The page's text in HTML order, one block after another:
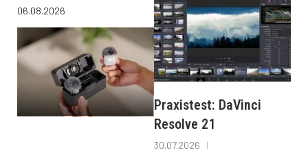
06.08.2026
Praxistest: DaVinci
Resolve 21
30.07.2026